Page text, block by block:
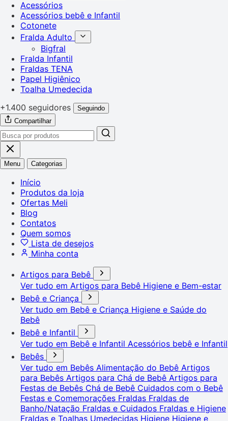
Acessórios
Acessórios bebê e Infantil
Cotonete
Fralda Adulto
Bigfral
Fralda Infantil
Fraldas TENA
Papel Higiênico
Toalha Umedecida
+1.400 seguidores
Seguindo
Compartilhar
Menu Categorias
Início
Produtos da loja
Ofertas Meli
Blog
Contatos
Quem somos
Lista de desejos
Minha conta
Artigos para Bebê
Ver tudo em Artigos para Bebê Higiene e Bem-estar
Bebê e Criança
Ver tudo em Bebê e Criança Higiene e Saúde do
Bebê
Bebê e Infantil
Ver tudo em Bebê e Infantil Acessórios bebê e Infantil
Bebês
Ver tudo em Bebês Alimentação do Bebê Artigos
para Bebês Artigos para Chá de Bebê Artigos para
Festas de Bebês Chá de Bebê Cuidados com o Bebê
Festas e Comemorações Fraldas Fraldas de
Banho/Natação Fraldas e Cuidados Fraldas e Higiene
Fraldas e Toalhas Umedecidas Higiene Higiene e